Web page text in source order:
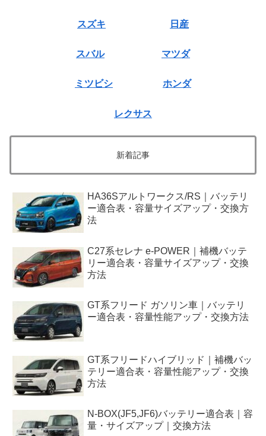
スズキ 日産
スバル マツダ
ミツビシ ホンダ
レクサス
新着記事
HA36Sアルトワークス/RS｜バッテリ
ー適合表・容量サイズアップ・交換方
法
C27系セレナ e-POWER｜補機バッテ
リー適合表・容量サイズアップ・交換
方法
GT系フリード ガソリン車｜バッテリ
ー適合表・容量性能アップ・交換方法
GT系フリードハイブリッド｜補機バッ
テリー適合表・容量性能アップ・交換
方法
N-BOX(JF5,JF6)バッテリー適合表｜容
量・サイズアップ｜交換方法